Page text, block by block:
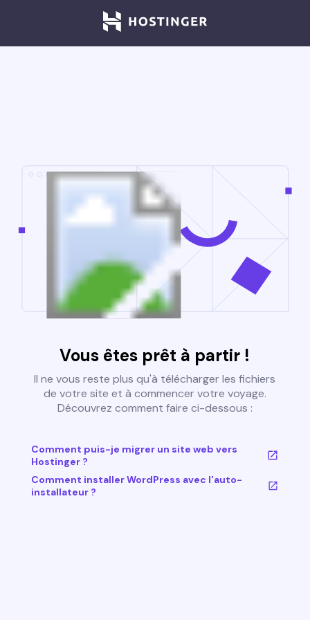
Vous êtes prêt à partir !
Il ne vous reste plus qu'à télécharger les fichiers
de votre site et à commencer votre voyage.
Découvrez comment faire ci-dessous :
Comment puis-je migrer un site web vers
Hostinger ?
Comment installer WordPress avec l'auto-
installateur ?